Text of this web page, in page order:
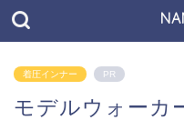
着圧インナー PR
モデルウォーカ